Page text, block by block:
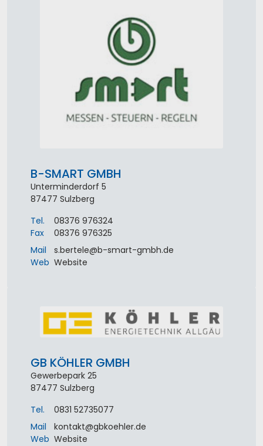
B-SMART GMBH
Unterminderdorf 5
87477 Sulzberg
Tel.
08376 976324
Fax
08376 976325
Mail
s.bertele@b-smart-gmbh.de
Web Website
GB KÖHLER GMBH
Gewerbepark 25
87477 Sulzberg
Tel.
0831 52735077
Mail
kontakt@gbkoehler.de
Web Website